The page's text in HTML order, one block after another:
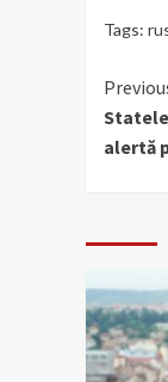
Tags:
alertă